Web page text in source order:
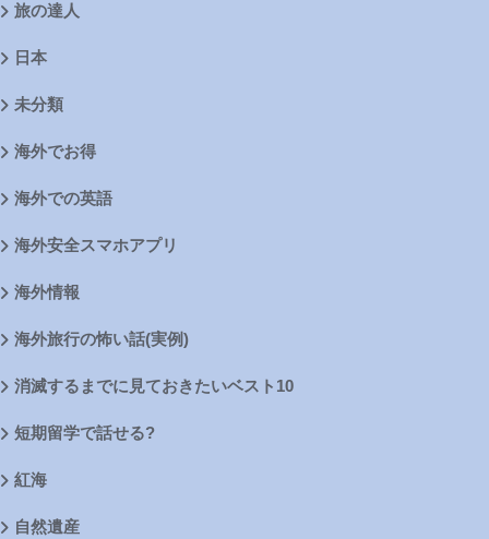
旅の達人
日本
未分類
海外でお得
海外での英語
海外安全スマホアプリ
海外情報
海外旅行の怖い話(実例)
消滅するまでに見ておきたいベスト10
短期留学で話せる?
紅海
自然遺産